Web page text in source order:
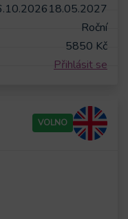
18.05.2027
Roční
5850 Kč
Přihlásit se
VOLNO